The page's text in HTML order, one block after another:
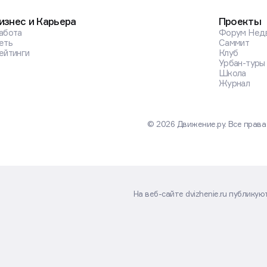
и Карьера Проекты
Форум
Саммит
Клуб
Урбан-туры
Школа
Журнал
© 2026 Движение.ру. Все
На веб-сайте dvizhenie.ru